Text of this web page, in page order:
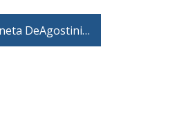
DeAgostini…